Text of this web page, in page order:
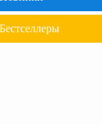
Бестселлеры